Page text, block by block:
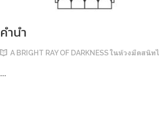
คำนำ
A BRIGHT RAY OF DARKNESS ในห้วงมืดสนิทไม่มิดแสง
...